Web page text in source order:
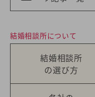
結婚相談所について
結婚相談所
の選び方